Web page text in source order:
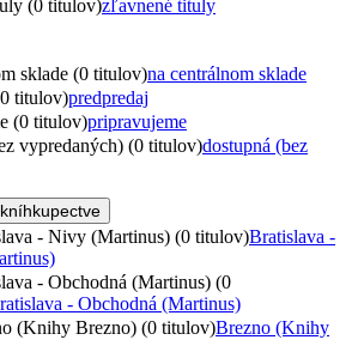
(0 titulov)zľavnené tituly
sklade (0 titulov)na centrálnom sklade
titulov)predpredaj
(0 titulov)pripravujeme
vypredaných) (0 titulov)dostupná (bez
- Nivy (Martinus) (0 titulov)Bratislava -
- Obchodná (Martinus) (0
- Obchodná (Martinus)
(Knihy Brezno) (0 titulov)Brezno (Knihy